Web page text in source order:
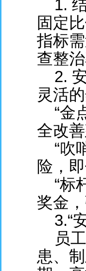
1. 结
固定
指标
查整
2. 安
灵活的
“金
全改
“吹
险，
“标
奖金
3.“
员工
患、